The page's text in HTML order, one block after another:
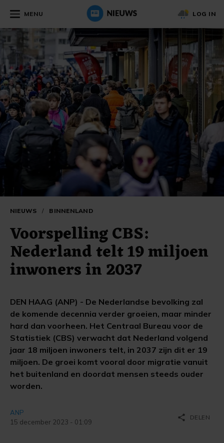
MENU LOG IN
NIEUWS / BINNENLAND
Voorspelling CBS:
Nederland telt 19 miljoen
inwoners in 2037
DEN HAAG (ANP) - De Nederlandse bevolking zal
de komende decennia verder groeien, maar minder
hard dan voorheen. Het Centraal Bureau voor de
Statistiek (CBS) verwacht dat Nederland volgend
jaar 18 miljoen inwoners telt, in 2037 zijn dit er 19
miljoen. De groei komt vooral door migratie vanuit
het buitenland en doordat mensen steeds ouder
worden.
ANP
15 december 2023 - 01:09
share DELEN